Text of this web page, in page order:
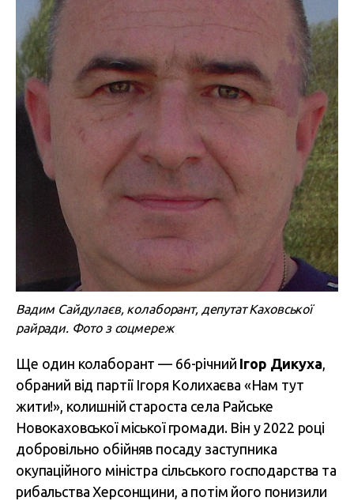
Вадим Сайдулаєв, колаборант, депутат Каховської
райради. Фото з соцмереж
Ще один колаборант — 66-річний Ігор Дикуха,
обраний від партії Ігоря Колихаєва «Нам тут
жити!», колишній староста села Райське
Новокаховської міської громади. Він у 2022 році
добровільно обійняв посаду заступника
окупаційного міністра сільського господарства та
рибальства Херсонщини, а потім його понизили